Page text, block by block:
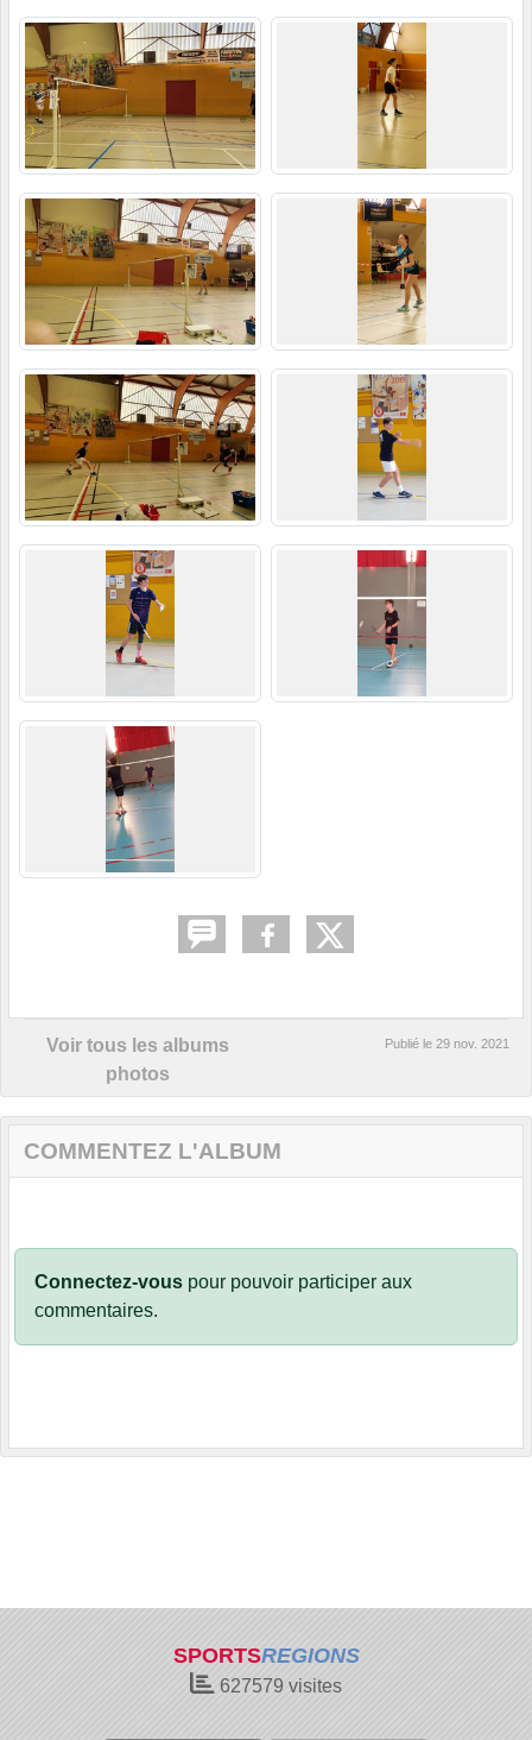
Voir tous les albums
photos
Publié le 29 nov. 2021
COMMENTEZ L'ALBUM
Connectez-vous pour pouvoir participer aux
commentaires.
SPORTSREGIONS
627579 visites